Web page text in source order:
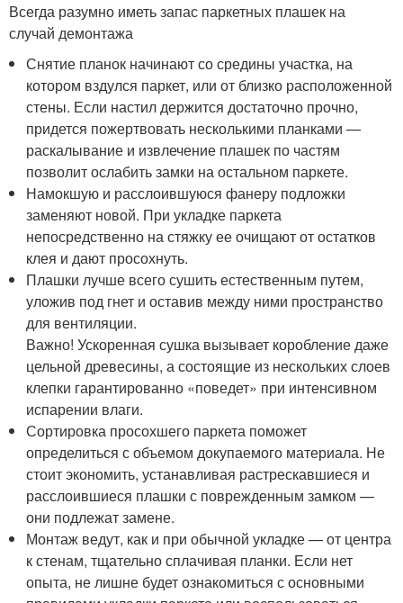
Всегда разумно иметь запас паркетных плашек на
случай демонтажа
Снятие планок начинают со средины участка, на
котором вздулся паркет, или от близко расположенной
стены. Если настил держится достаточно прочно,
придется пожертвовать несколькими планками —
раскалывание и извлечение плашек по частям
позволит ослабить замки на остальном паркете.
Намокшую и расслоившуюся фанеру подложки
заменяют новой. При укладке паркета
непосредственно на стяжку ее очищают от остатков
клея и дают просохнуть.
Плашки лучше всего сушить естественным путем,
уложив под гнет и оставив между ними пространство
для вентиляции.
Важно! Ускоренная сушка вызывает коробление даже
цельной древесины, а состоящие из нескольких слоев
клепки гарантированно «поведет» при интенсивном
испарении влаги.
Сортировка просохшего паркета поможет
определиться с объемом докупаемого материала. Не
стоит экономить, устанавливая растрескавшиеся и
расслоившиеся плашки с поврежденным замком —
они подлежат замене.
Монтаж ведут, как и при обычной укладке — от центра
к стенам, тщательно сплачивая планки. Если нет
опыта, не лишне будет ознакомиться с основными